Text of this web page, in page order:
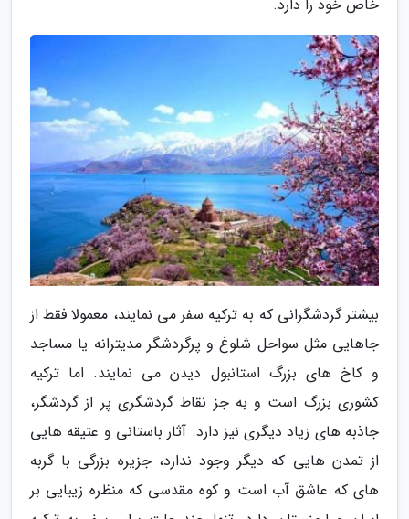
خاص خود را دارد.
بیشتر گردشگرانی که به ترکیه سفر می نمایند، معمولا فقط از
جاهایی مثل سواحل شلوغ و پرگردشگر مدیترانه یا مساجد
و کاخ های بزرگ استانبول دیدن می نمایند. اما ترکیه
کشوری بزرگ است و به جز نقاط گردشگری پر از گردشگر،
جاذبه های زیاد دیگری نیز دارد. آثار باستانی و عتیقه هایی
از تمدن هایی که دیگر وجود ندارد، جزیره بزرگی با گربه
های که عاشق آب است و کوه مقدسی که منظره زیبایی بر